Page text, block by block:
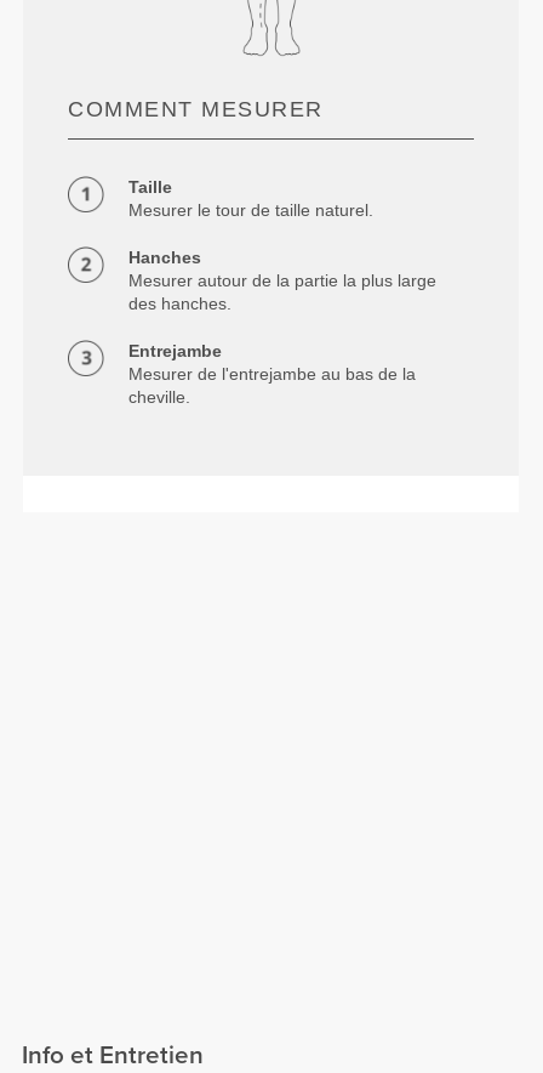
COMMENT MESURER
Taille
Mesurer le tour de taille naturel.
Hanches
Mesurer autour de la partie la plus large
des hanches.
Entrejambe
Mesurer de l'entrejambe au bas de la
cheville.
Info et Entretien